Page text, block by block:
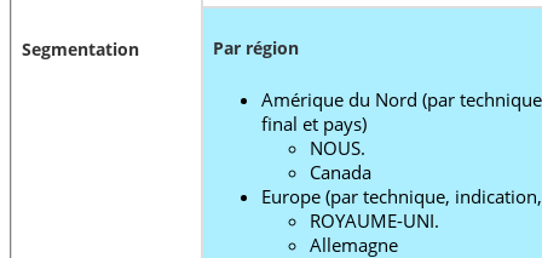
Segmentation Par région
Amérique du Nord (par
final et pays)
NOUS.
Canada
Europe (par technique,
ROYAUME-UNI.
Allemagne